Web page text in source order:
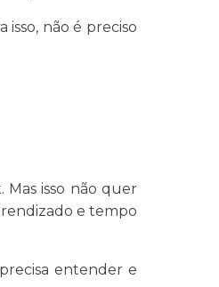
não é preciso
Mas isso não quer
e tempo
entender e